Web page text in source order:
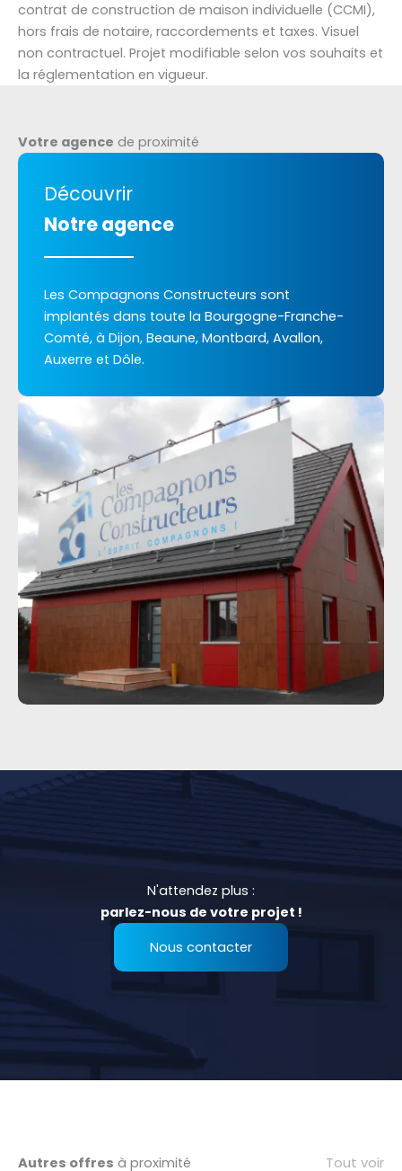
contrat de construction de maison individuelle (CCMI),
hors frais de notaire, raccordements et taxes. Visuel
non contractuel. Projet modifiable selon vos souhaits et
la réglementation en vigueur.
Votre agence de proximité
Découvrir
Notre agence
Les Compagnons Constructeurs sont
implantés dans toute la Bourgogne-Franche-
Comté, à Dijon, Beaune, Montbard, Avallon,
Auxerre et Dôle.
N'attendez plus :
parlez-nous de votre projet !
Nous contacter
Autres offres à proximité Tout voir